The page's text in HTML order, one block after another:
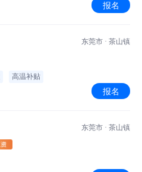
报名
高温补贴
东莞市 · 茶山镇
报名
东莞市 · 茶山镇